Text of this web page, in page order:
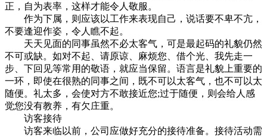
正，自为表率，这样才能令人敬服。
作为下属，则应该以工作来表现自己，说话要不卑不亢，
不要逢迎作姿，令人瞧不起。
天天见面的同事虽然不必太客气，可是最起码的礼貌仍然
不可或缺。如对不起、请原谅、麻烦您、借个光、我先走一
步、下回见等常用的敬语，就应当保留。语言是礼貌上重要的
一环，即使在很熟的同事之间，既不可以太客气，也不可以太
随便。礼太多，会使对方不敢接近您;过于随便，则会给人感
觉您没有教养，有欠庄重。
访客接待
访客来临以前，公司应做好充分的接待准备。接待活动需